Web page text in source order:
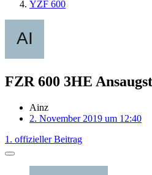
YZF 600
FZR 600 3HE
Ainz
2. November 2019 um 12:40
1. offizieller Beitrag